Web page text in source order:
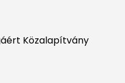
Közalapítvány